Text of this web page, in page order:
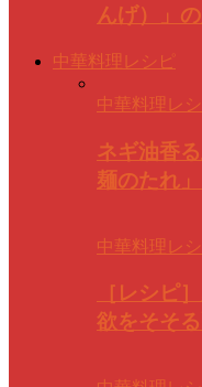
んげ）」
中華料理レシピ
中華料理レ
ネギ油香
麺のたれ
中華料理レ
［レシピ
欲をそそ